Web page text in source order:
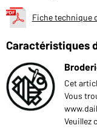
Fiche technique
Caractéristiques
Cet
Vous
Veuillez